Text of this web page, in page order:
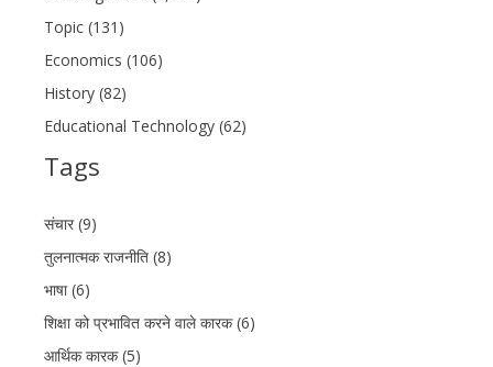
Topic (131)
Economics (106)
History (82)
Educational Technology (62)
Tags
संचार (9)
तुलनात्मक राजनीति (8)
भाषा (6)
शिक्षा को प्रभावित करने वाले कारक (6)
आर्थिक कारक (5)